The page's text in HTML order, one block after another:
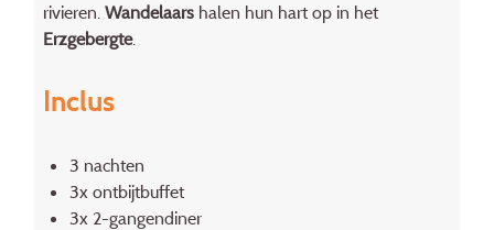
rivieren. Wandelaars halen hun hart op in het
Erzgebergte.
Inclus
3 nachten
3x ontbijtbuffet
3x 2-gangendiner